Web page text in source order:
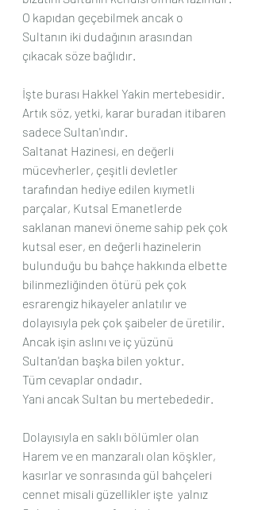
O kapıdan geçebilmek ancak o
Sultanın iki dudağının arasından
çıkacak söze bağlıdır.
İşte burası Hakkel Yakin mertebesidir.
Artık söz, yetki, karar buradan itibaren
sadece Sultan'ındır.
Saltanat Hazinesi, en değerli
mücevherler, çeşitli devletler
tarafından hediye edilen kıymetli
parçalar, Kutsal Emanetlerde
saklanan manevi öneme sahip pek çok
kutsal eser, en değerli hazinelerin
bulunduğu bu bahçe hakkında elbette
bilinmezliğinden ötürü pek çok
esrarengiz hikayeler anlatılır ve
dolayısıyla pek çok şaibeler de üretilir.
Ancak işin aslını ve iç yüzünü
Sultan'dan başka bilen yoktur.
Tüm cevaplar ondadır.
Yani ancak Sultan bu mertebededir.
Dolayısıyla en saklı bölümler olan
Harem ve en manzaralı olan köşkler,
kasırlar ve sonrasında gül bahçeleri
cennet misali güzellikler işte  yalnız